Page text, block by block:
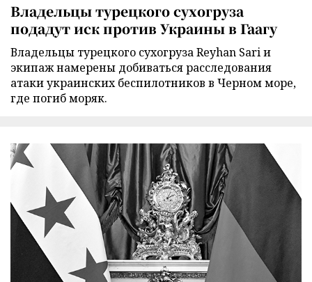
Владельцы турецкого сухогруза
подадут иск против Украины в Гаагу
Владельцы турецкого сухогруза Reyhan Sari и
экипаж намерены добиваться расследования
атаки украинских беспилотников в Черном море,
где погиб моряк.